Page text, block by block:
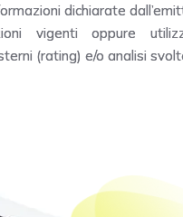
dichiarate
vigenti oppure
(rating) e/o analisi